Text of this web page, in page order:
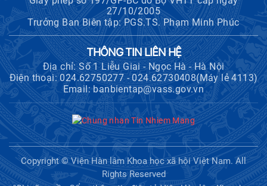
Hội nghị Ban Chỉ đạo về dữ liệu Viện
Hàn lâm Khoa học xã hội Việt Nam
Thông báo bổ sung về việc tuyển
sinh đào tạo trình độ tiến sĩ đợt 1
năm 2026
Hội thảo quốc tế "Không gian phát
triển Việt Nam trong kỷ nguyên mới:
Định hướng chiến lược và lựa chọn
chính sách”
27/10/2005
Trưởng Ban Biên tập: PGS.TS. Phạm Minh Phúc
THÔNG TIN LIÊN HỆ
Địa chỉ: Số 1 Liễu Giai - Ngọc Hà - Hà Nội
Điện thoại: 024.62750277 - 024.62730408(Máy lẻ 4113)
Email: banbientap@vass.gov.vn
Copyright © Viện Hàn lâm Khoa học xã hội Việt Nam. All
Rights Reserved